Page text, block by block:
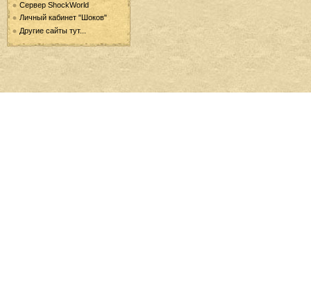
Сервер ShockWorld
Личный кабинет "Шоков"
Другие сайты тут...